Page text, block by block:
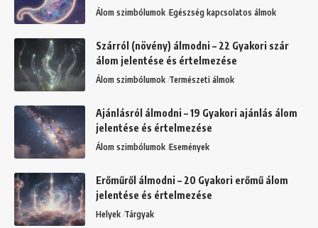
Álom szimbólumok Egészség kapcsolatos álmok
Szárról (növény) álmodni – 22 Gyakori szár
álom jelentése és értelmezése
Álom szimbólumok Természeti álmok
Ajánlásról álmodni – 19 Gyakori ajánlás álom
jelentése és értelmezése
Álom szimbólumok Események
Erőműről álmodni – 20 Gyakori erőmű álom
jelentése és értelmezése
Helyek Tárgyak